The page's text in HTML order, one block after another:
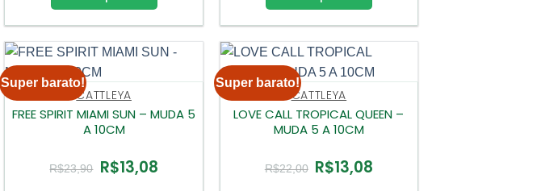
Super barato!
CATTLEYA
FREE SPIRIT MIAMI SUN – MUDA 5
A 10CM
R$23,90 O
preço
R$13,08O
Super barato!
CATTLEYA
LOVE CALL TROPICAL QUEEN –
MUDA 5 A 10CM
R$22,00 O
preço
R$13,08